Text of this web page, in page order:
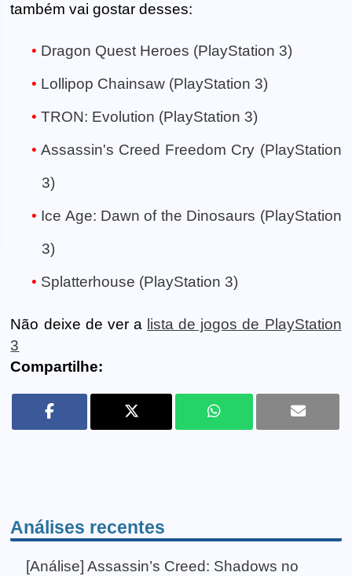
também vai gostar desses:
Dragon Quest Heroes (PlayStation 3)
Lollipop Chainsaw (PlayStation 3)
TRON: Evolution (PlayStation 3)
Assassin's Creed Freedom Cry (PlayStation
3)
Ice Age: Dawn of the Dinosaurs (PlayStation
3)
Splatterhouse (PlayStation 3)
Não deixe de ver a lista de jogos de PlayStation
3
Compartilhe:
Análises recentes
[Análise] Assassin’s Creed: Shadows no